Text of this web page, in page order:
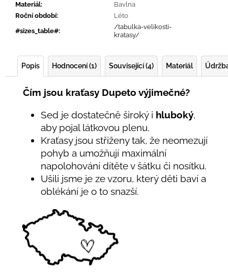
Materiál:
Bavlna
Roční období:
Léto
#sizes_table#:
/tabulka-velikosti-
kratasy/
Popis Hodnocení (1) Související (4) Materiál
Čím jsou kraťasy Dupeto výjimečné?
Sed je dostatečně široký i hluboký,
aby pojal látkovou plenu.
Kraťasy jsou střiženy tak, že neomezují
pohyb a umožňují maximální
napolohování dítěte v šátku či nosítku.
Ušili jsme je ze vzoru, který děti baví a
oblékání je o to snazší.